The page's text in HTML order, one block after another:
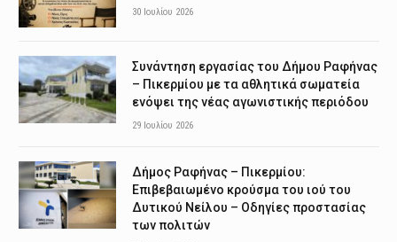
30 Ιουλίου 2026
Συνάντηση εργασίας του Δήμου Ραφήνας
– Πικερμίου με τα αθλητικά σωματεία
ενόψει της νέας αγωνιστικής περιόδου
29 Ιουλίου 2026
Δήμος Ραφήνας – Πικερμίου:
Επιβεβαιωμένο κρούσμα του ιού του
Δυτικού Νείλου – Οδηγίες προστασίας
των πολιτών